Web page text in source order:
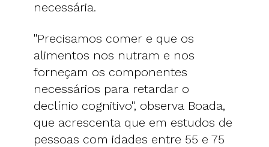
necessária.
"Precisamos comer e que os
alimentos nos nutram e nos
forneçam os componentes
necessários para retardar o
declínio cognitivo", observa Boada,
que acrescenta que em estudos de
pessoas com idades entre 55 e 75